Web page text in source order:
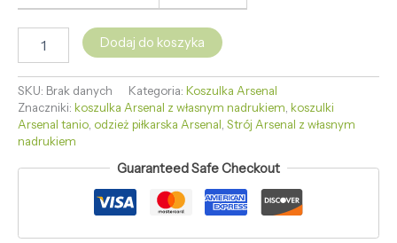
Dodaj do koszyka
SKU: Brak danych Kategoria: Koszulka Arsenal
Znaczniki: koszulka Arsenal z własnym nadrukiem, koszulki
Arsenal tanio, odzież piłkarska Arsenal, Strój Arsenal z własnym
nadrukiem
Guaranteed Safe Checkout